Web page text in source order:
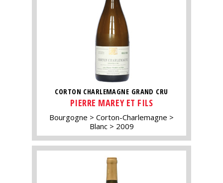
CORTON CHARLEMAGNE GRAND CRU
PIERRE MAREY ET FILS
Bourgogne
Corton-Charlemagne
Blanc
2009